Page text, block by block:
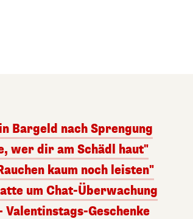
Bargeld nach Sprengung
wer dir am Schädl haut"
kaum noch leisten"
um Chat-Überwachung
Geschenke